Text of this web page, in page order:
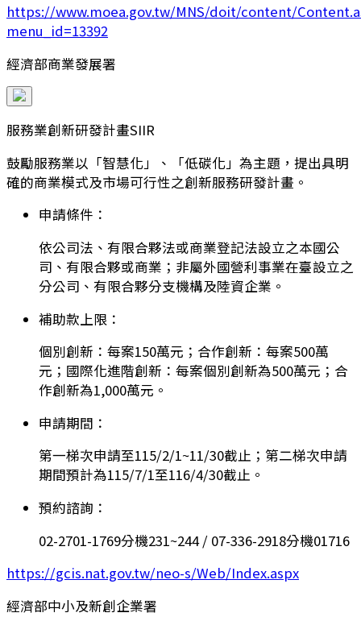
https://www.moea.gov.tw/MNS/doit/content/
menu_id=13392
經濟部商業發展署
服務業創新研發計畫SIIR
鼓勵服務業以「智慧化」、「低碳化」為主題，提出具明
確的商業模式及市場可行性之創新服務研發計畫。
申請條件：
依公司法、有限合夥法或商業登記法設立之本國公
司、有限合夥或商業；非屬外國營利事業在臺設立之
分公司、有限合夥分支機構及陸資企業。
補助款上限：
個別創新：每案150萬元；合作創新：每案500萬
元；國際化進階創新：每案個別創新為500萬元；合
作創新為1,000萬元。
申請期間：
第一梯次申請至115/2/1~11/30截止；第二梯次申請
期間預計為115/7/1至116/4/30截止。
預約諮詢：
02-2701-1769分機231~244 / 07-336-2918分機01716
https://gcis.nat.gov.tw/neo-s/Web/Index.aspx
經濟部中小及新創企業署